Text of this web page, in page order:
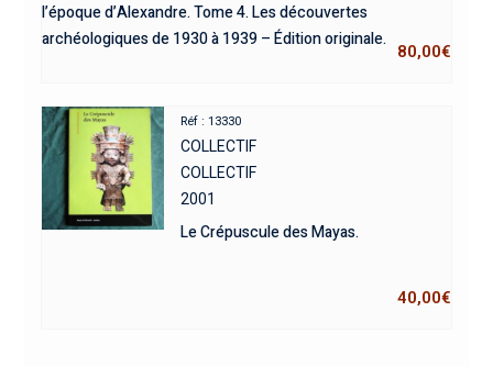
l’époque d’Alexandre. Tome 4. Les découvertes
archéologiques de 1930 à 1939 – Édition originale.
80,00€
Réf : 13330
COLLECTIF
COLLECTIF
2001
Le Crépuscule des Mayas.
40,00€